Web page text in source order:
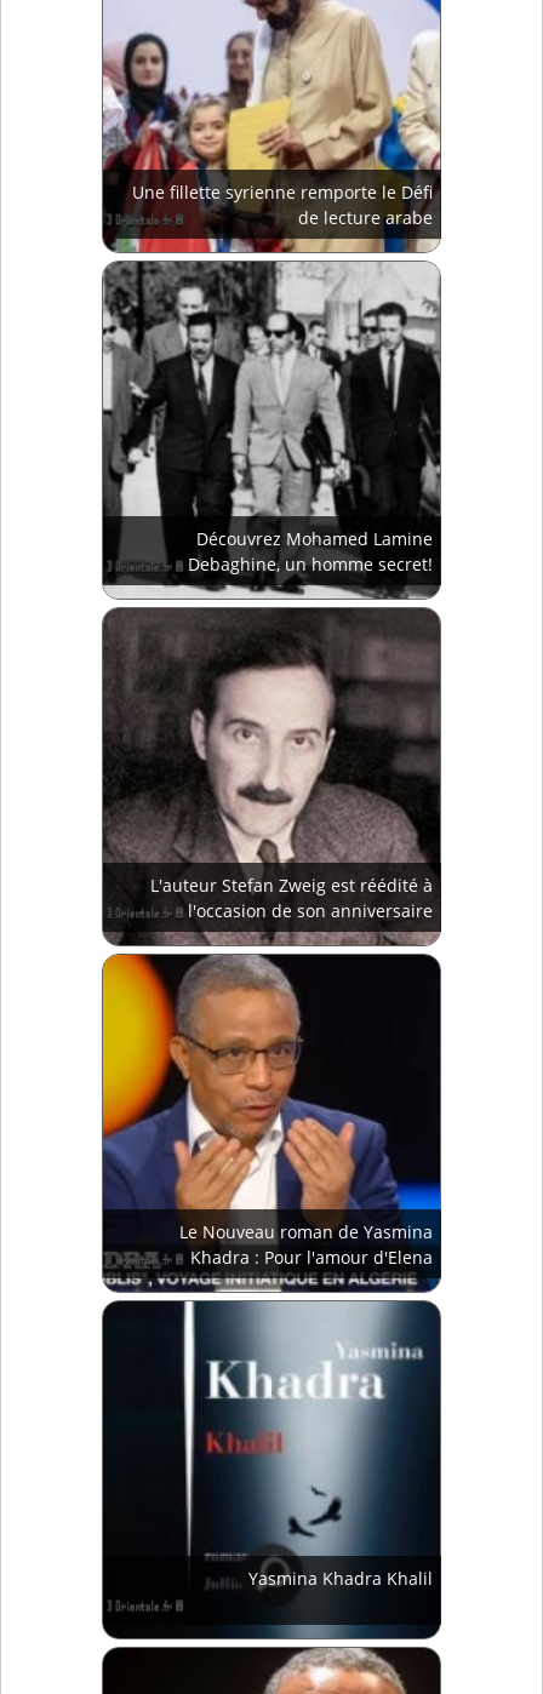
Une fillette syrienne remporte le Défi
de lecture arabe
Découvrez Mohamed Lamine
Debaghine, un homme secret!
L'auteur Stefan Zweig est réédité à
l'occasion de son anniversaire
Le Nouveau roman de Yasmina
Khadra : Pour l'amour d'Elena
Yasmina Khadra Khalil